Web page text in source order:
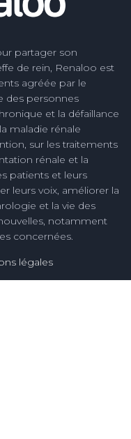
partager son
de rein, Renaloo est
agréée par le
des personnes
et la défaillance
maladie rénale
sur les traitements
rénale et la
patients et leurs
leurs voix, améliorer la
et la vie des
notamment
concernées.
légales